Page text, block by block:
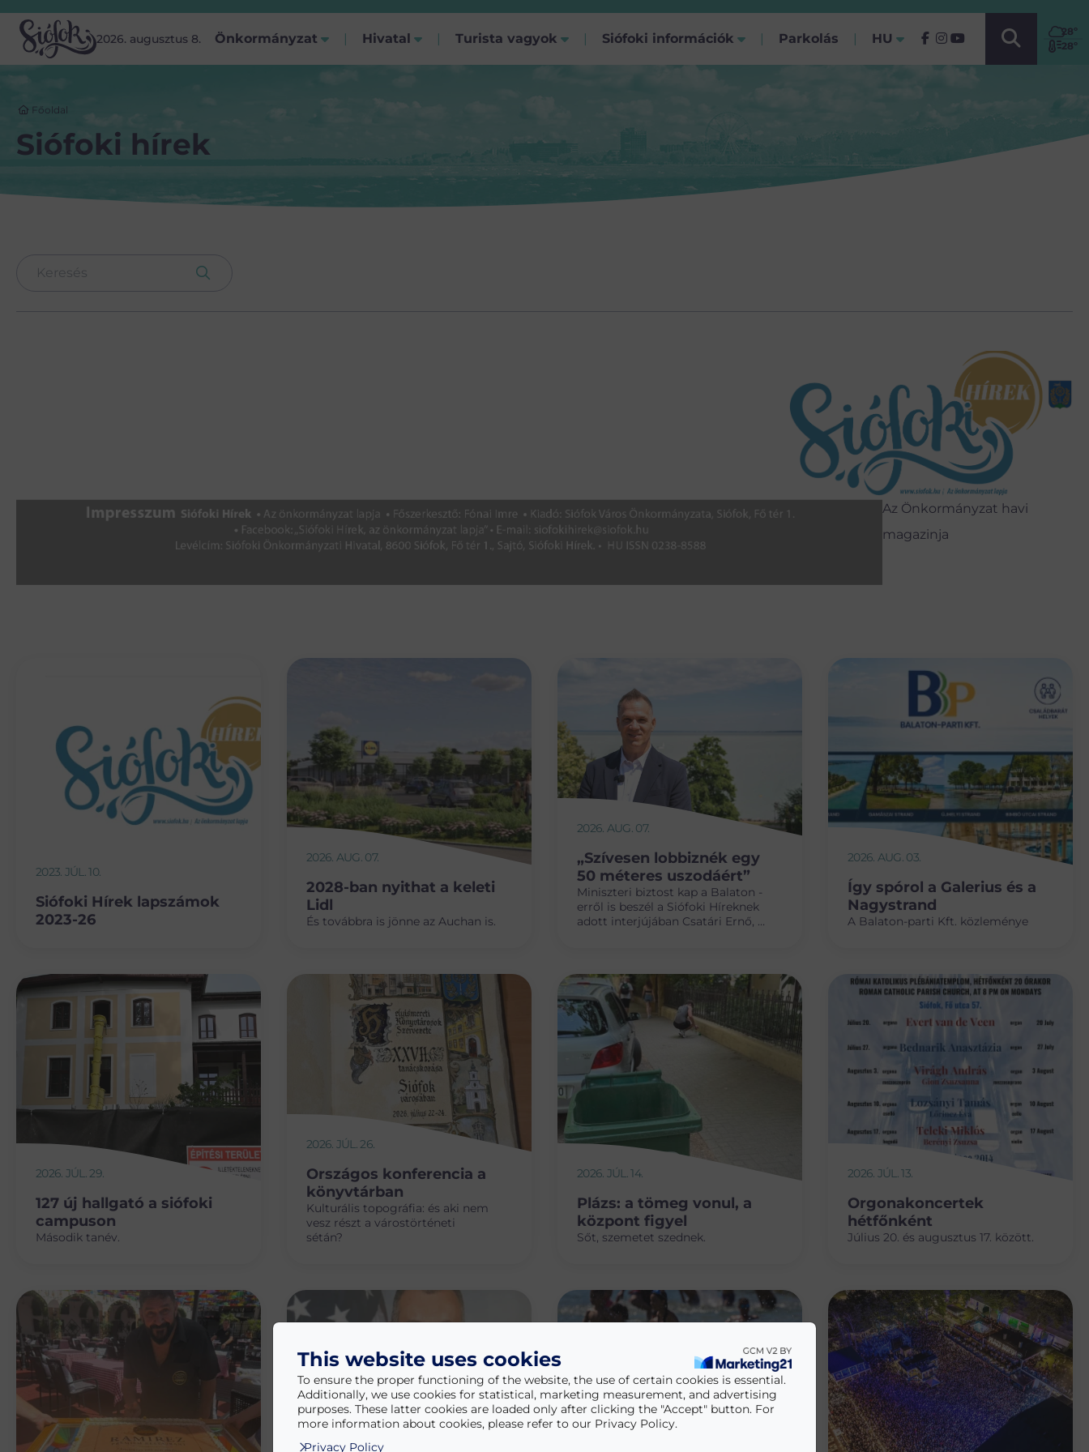
2026. augusztus 8. Önkormányzat Hivatal Turista vagyok Siófoki információk Parkolás
(Jelenlegi)
HU
VÁLASSZ NYELVET! 28º
28º
Főoldal
Siófoki hírek
Az Önkormányzat havi
magazinja
2023. JÚL. 10.
Siófoki Hírek lapszámok
2023-26
2026. AUG. 07.
2028-ban nyithat a keleti
Lidl
És továbbra is jönne az Auchan is.
2026. AUG. 07.
„Szívesen lobbiznék egy
50 méteres uszodáért”
Miniszteri biztost kap a Balaton -
erről is beszél a Siófoki Híreknek
adott interjújában Csatári Ernő, a
2026. AUG. 03.
Így spórol a Galerius és a
Nagystrand
A Balaton-parti Kft. közleménye
2026. JÚL. 29.
127 új hallgató a siófoki
campuson
Második tanév.
2026. JÚL. 26.
Országos konferencia a
könyvtárban
Kulturális topográfia: és aki nem
vesz részt a várostörténeti
sétán?
2026. JÚL. 14.
Plázs: a tömeg vonul, a
központ figyel
Sőt, szemetet szednek.
2026. JÚL. 13.
Orgonakoncertek
hétfőnként
Július 20. és augusztus 17. között.
This website uses cookies
To ensure the proper functioning of the website, the use of certain cookies is essential.
Additionally, we use cookies for statistical, marketing measurement, and advertising
purposes. These latter cookies are loaded only after clicking the "Accept" button. For
more information about cookies, please refer to our Privacy Policy.
Privacy Policy